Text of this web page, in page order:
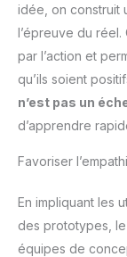
idée, on construit
l’épreuve du
par l’action et
qu’ils soient
n’est pas un
d’apprendre
Favoriser
En impliquant les
des prototypes,
équipes de